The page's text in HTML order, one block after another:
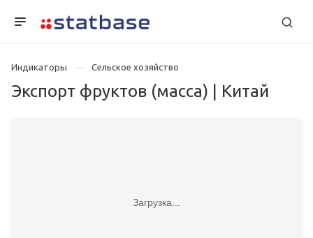
Индикаторы Сельское хозяйство
Экспорт фруктов (масса) | Китай
Загрузка...